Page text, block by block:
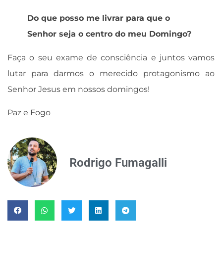
Do que posso me livrar para que o
Senhor seja o centro do meu Domingo?
Faça o seu exame de consciência e juntos vamos
lutar para darmos o merecido protagonismo ao
Senhor Jesus em nossos domingos!
Paz e Fogo
Rodrigo Fumagalli